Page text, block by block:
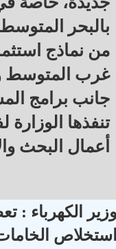
بالبحر
من نماذج
غرب المتوسط
جانب برامج
تنفذها الوزارة
أعمال البحث
الكهرباء :